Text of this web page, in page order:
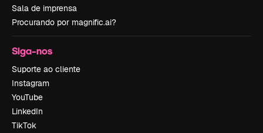
Sala de imprensa
Procurando por magnific.ai?
Siga-nos
Suporte ao cliente
Instagram
YouTube
LinkedIn
TikTok